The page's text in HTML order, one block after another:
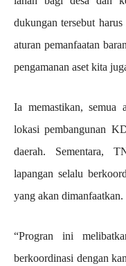
dukungan tersebut
aturan pemanfaatan
pengamanan aset kita
Ia memastikan, semua
lokasi pembangunan
daerah. Sementara,
lapangan selalu
yang akan dimanfaatkan.
“Progran ini
berkoordinasi dengan